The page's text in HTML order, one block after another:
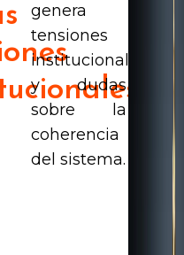
genera
tensiones
institucionales
y dudas
sobre la
coherencia
del sistema.